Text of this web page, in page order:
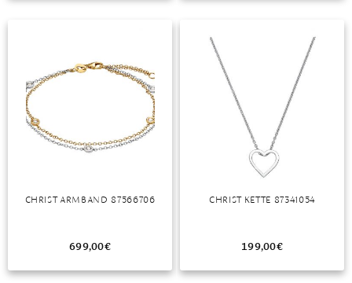
CHRIST ARMBAND 87566706
699,00€
CHRIST KETTE 87341054
199,00€